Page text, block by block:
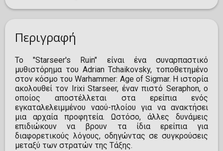
Περιγραφή
Το "Starseer's Ruin" είναι ένα συναρπαστικό
μυθιστόρημα του Adrian Tchaikovsky, τοποθετημένο
στον κόσμο του Warhammer: Age of Sigmar. Η ιστορία
ακολουθεί τον Irixi Starseer, έναν πιστό Seraphon, ο
οποίος αποστέλλεται στα ερείπια ενός
εγκαταλελειμμένου ναού-πλοίου για να ανακτήσει
μια αρχαία προφητεία. Ωστόσο, άλλες δυνάμεις
επιδιώκουν να βρουν τα ίδια ερείπια για
διαφορετικούς λόγους, οδηγώντας σε συγκρούσεις
μεταξύ των στρατών της Τάξης.